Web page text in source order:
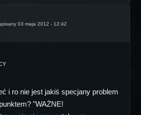
03 maja 2012 - 12:42
i ro nie jest jakiś specjany problem
"WAŻNE!